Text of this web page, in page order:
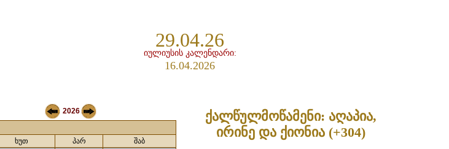
29.04.26
იულიუსის კალენდარი:
16.04.2026
2026
ქალწულმოწამენი: აღაპია,
ირინე და ქიონია (+304)
ხუთ პარ შაბ